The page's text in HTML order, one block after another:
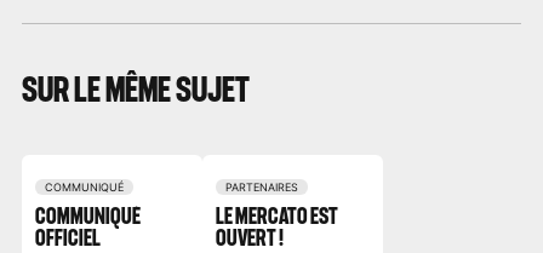
SUR LE MÊME SUJET
COMMUNIQUÉ
COMMUNIQUÉ
OFFICIEL
PARTENAIRES
LE MERCATO EST
OUVERT !